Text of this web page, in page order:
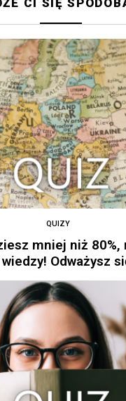
QUIZY
mniej niż 80%,
Odważysz